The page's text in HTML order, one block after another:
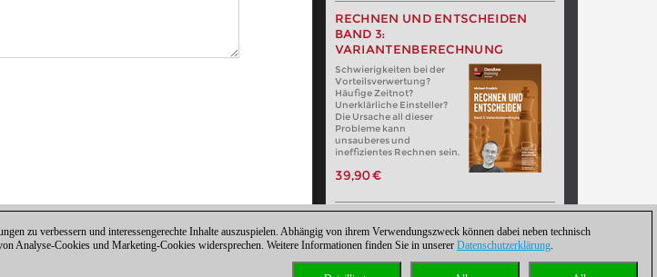
RECHNEN UND ENTSCHEIDEN
BAND 3:
VARIANTENBERECHNUNG
Schwierigkeiten bei der
Vorteilsverwertung?
Häufige Zeitnot?
Unerklärliche Einsteller?
Die Ursache all dieser
Probleme kann
unsauberes und
ineffizientes Rechnen sein.
39,90 €
zu verbessern und interessengerechte Inhalte auszuspielen. Abhängig von ihrem Verwendungszweck können dabei neben technisch
Analyse-Cookies und Marketing-Cookies widersprechen. Weitere Informationen finden Sie in unserer Datenschutzerklärung.